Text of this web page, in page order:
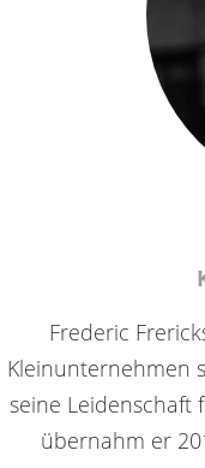
Frederic
Kleinunternehmen
seine Leidenschaft
übernahm er